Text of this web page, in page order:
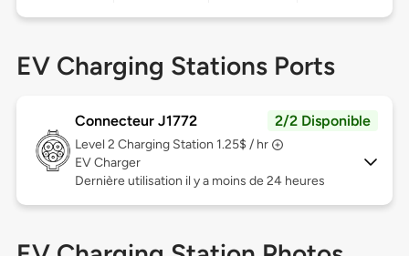
EV Charging Stations Ports
Connecteur J1772 2/2 Disponible
Level 2 Charging Station 1.25$ / hr
EV Charger
Dernière utilisation il y a moins de 24 heures